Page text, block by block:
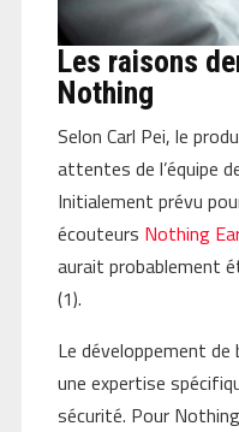
Les raisons
Nothing
Selon Carl Pei, le
attentes de l’équipe
Initialement prévu
écouteurs Nothing
aurait probablement
(1).
Le développement
une expertise
sécurité. Pour